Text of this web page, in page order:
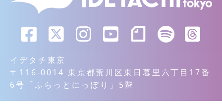
イデタチ東京
〒116-0014 東京都荒川区東日暮里六丁目17番
6号「ふらっとにっぽり」5階